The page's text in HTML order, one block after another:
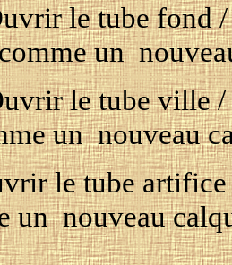
le tube fond
un
le tube ville
un nouveau
le tube
un nouveau